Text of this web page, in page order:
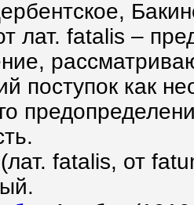
лат. fatalis –
поступок как
(лат. fatalis, от